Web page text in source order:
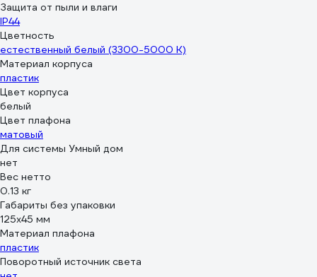
Защита от пыли и влаги
IP44
Цветность
естественный белый (3300-5000 К)
Материал корпуса
пластик
Цвет корпуса
белый
Цвет плафона
матовый
Для системы Умный дом
нет
Вес нетто
0.13 кг
Габариты без упаковки
125х45 мм
Материал плафона
пластик
Поворотный источник света